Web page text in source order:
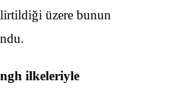
üzere bunun
ilkeleriyle